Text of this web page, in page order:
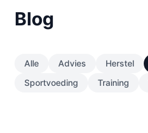
Blog
Alle Advies Herstel
Sportvoeding
Training